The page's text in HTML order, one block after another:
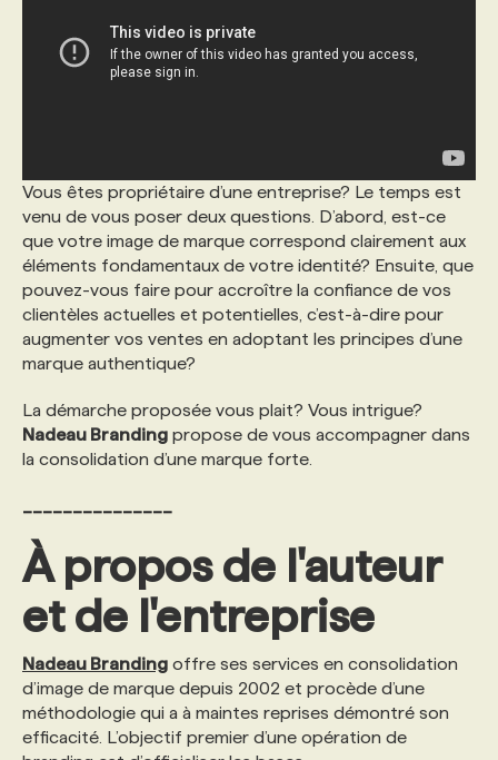
Vous êtes propriétaire d’une entreprise? Le temps est
venu de vous poser deux questions. D’abord, est-ce
que votre image de marque correspond clairement aux
éléments fondamentaux de votre identité? Ensuite, que
pouvez-vous faire pour accroître la confiance de vos
clientèles actuelles et potentielles, c’est-à-dire pour
augmenter vos ventes en adoptant les principes d’une
marque authentique?
La démarche proposée vous plait? Vous intrigue?
Nadeau Branding propose de vous accompagner dans
la consolidation d’une marque forte.
À propos de l'auteur
et de l'entreprise
Nadeau Branding offre ses services en consolidation
d’image de marque depuis 2002 et procède d’une
méthodologie qui a à maintes reprises démontré son
efficacité. L’objectif premier d’une opération de